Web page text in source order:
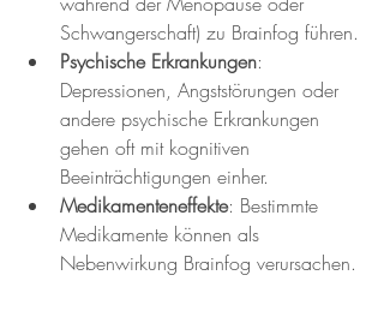
Schwangerschaft) zu Brainfog führen.
Psychische Erkrankungen:
Depressionen, Angststörungen oder
andere psychische Erkrankungen
gehen oft mit kognitiven
Beeinträchtigungen einher.
Medikamenteneffekte: Bestimmte
Medikamente können als
Nebenwirkung Brainfog verursachen.